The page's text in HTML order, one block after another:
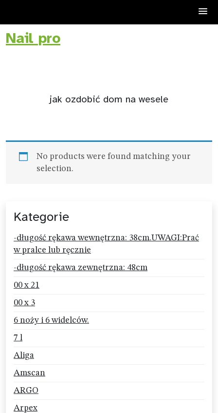
Skip
toNail pro
jak ozdobić dom na wesele
No products were found matching your
selection.
Kategorie
-długość rękawa wewnętrzna: 38cm.UWAGI:Prać
w pralce lub ręcznie
-długość rękawa zewnętrzna: 48cm
00 x 21
00 x 3
6 noży i 6 widelców.
7 l
Aliga
Amscan
ARGO
Arpex